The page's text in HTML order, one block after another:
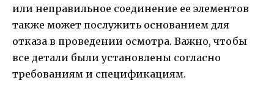
или неправильное соединение ее элементов
также может послужить основанием для
отказа в проведении осмотра. Важно, чтобы
все детали были установлены согласно
требованиям и спецификациям.